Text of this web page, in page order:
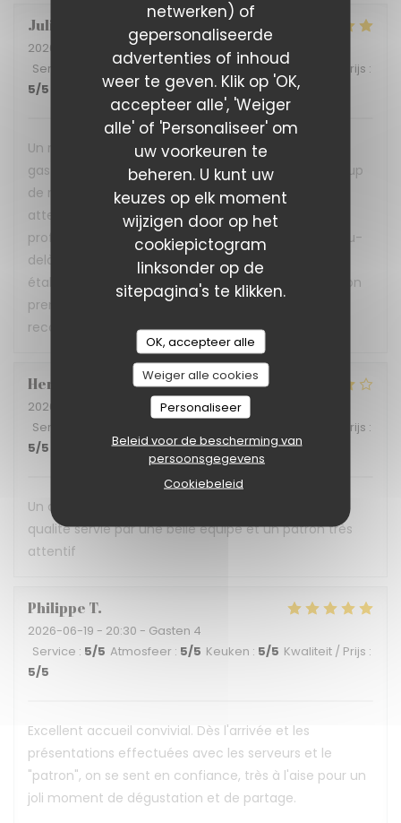
netwerken) of
gepersonaliseerde
advertenties of inhoud
weer te geven. Klik op 'OK,
accepteer alle', 'Weiger
alle' of 'Personaliseer' om
uw voorkeuren te
beheren. U kunt uw
keuzes op elk moment
wijzigen door op het
cookiepictogram
linksonder op de
sitepagina's te klikken.
OK, accepteer alle
Weiger alle cookies
Personaliseer
Beleid voor de bescherming van
persoonsgegevens
Cookiebeleid
Julia
2026-07-02
- 12:15 - Gasten 4
Service
Atmosfeer: 5/5 Keuken: 5/5 Kwaliteit / Prijs :
5/5
Un restaurant qui prouve qu'on peut allier
gastronomie, convivialité et inclusion avec beaucoup
de réussite ! L'accueil est chaleureux, le service
attentionné et réalisé avec beaucoup de
professionnalisme. Nous avons très bien déjeuné. Au-
delà de la qualité de la cuisine, c'est aussi un
établissement porteur de belles valeurs, où l'inclusion
prend tout son sens. Une très belle adresse que je
recommande sans hésiter !
Hervé
2026-06-30
- 12:30 - Gasten 3
Service
Kwaliteit / Prijs :
5/5
Un déjeuner en terrasse ombragée, une cuisine de
qualité servie par une belle équipe et un patron très
attentif
Philippe T
2026-06-19 - 20:30 - Gasten 4
Service : 5/5 Atmosfeer : 5/5 Keuken : 5/5 Kwaliteit / Prijs :
5/5
Excellent accueil convivial. Dès l'arrivée et les
présentations effectuées avec les serveurs et le
"patron", on se sent en confiance, très à l'aise pour un
joli moment de dégustation et de partage.